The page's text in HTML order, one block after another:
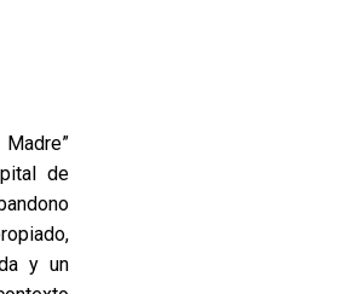
de
y un